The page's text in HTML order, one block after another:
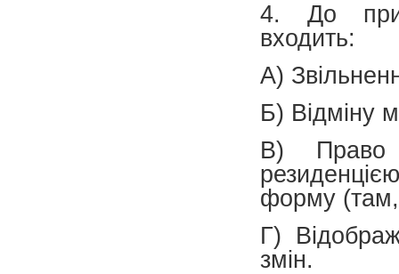
4. До
входить:
А)
Б) Відміну
В) Право
форму (там,
Г)
змін.